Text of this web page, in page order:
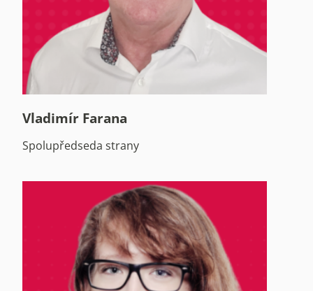
Vladimír Farana
Spolupředseda strany